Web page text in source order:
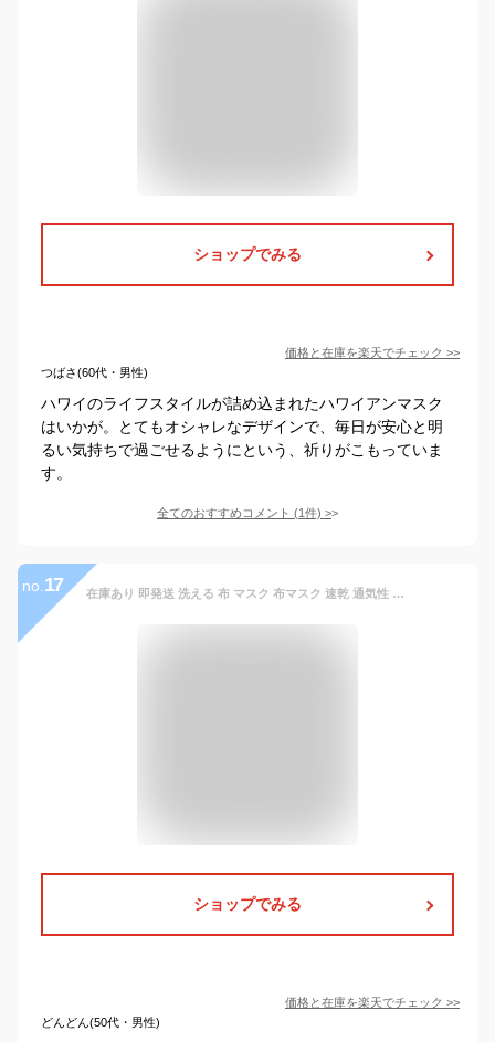
ショップでみる
価格と在庫を楽天でチェック >>
つばさ(60代・男性)
ハワイのライフスタイルが詰め込まれたハワイアンマスク
はいかが。とてもオシャレなデザインで、毎日が安心と明
るい気持ちで過ごせるようにという、祈りがこもっていま
す。
全てのおすすめコメント (1件) >
no. 17 在庫あり 即発送 洗える 布 マスク 布マスク 速乾 通気性 国内配送 戦艦武蔵 むさし 日本帝国海軍 旧日本軍 旧海軍 軍艦旗 日本国旗 旭日旗 メンズ レディース 黒 1mm 布製 立体 ロゴ シンプル ワンポイント アーミー ミリタリー タクティカル ZR-MK-CO-052
ショップでみる
価格と在庫を楽天でチェック >>
どんどん(50代・男性)